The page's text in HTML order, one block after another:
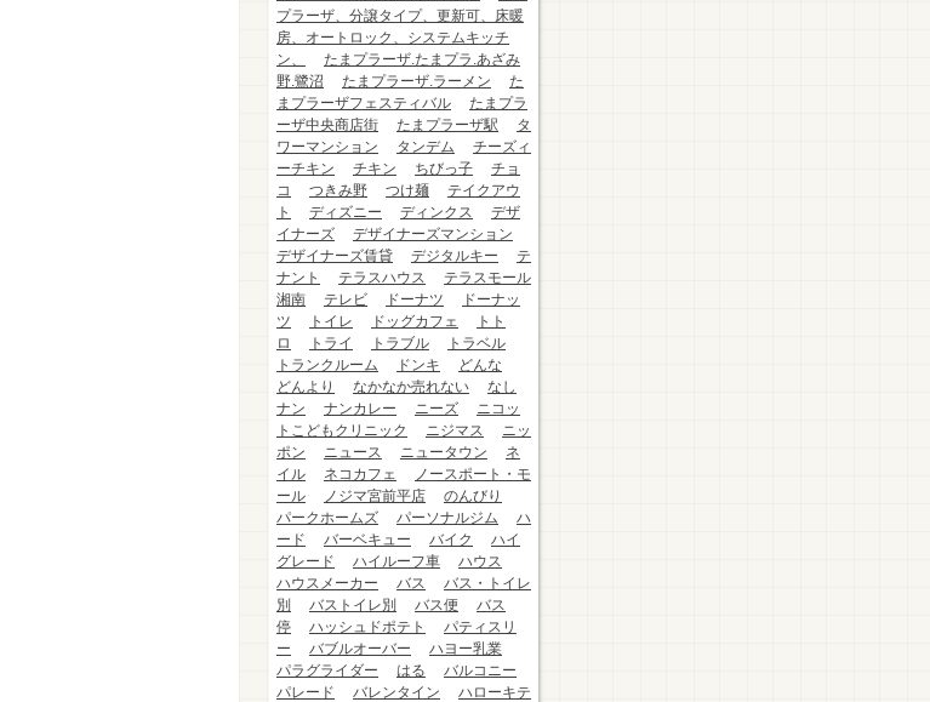
プラーザ、分譲タイプ、更新可、床暖
房、オートロック、システムキッチ
ン、
たまプラーザ.たまプラ.あざみ
野.鷺沼
たまプラーザ.ラーメン
た
まプラーザフェスティバル
たまプラ
ーザ中央商店街
たまプラーザ駅
タ
ワーマンション
タンデム
チーズィ
ーチキン
チキン ちびっ子
チョ
コ
つきみ野 つけ麺
テイクアウ
ト
ディズニー ディンクス
デザ
イナーズ
デザイナーズマンション
デザイナーズ賃貸
デジタルキー
テ
ナント
テラスハウス
テラスモール
湘南
テレビ ドーナツ
ドーナッ
ツ
トイレ ドッグカフェ
トト
ロ
トライ トラブル
トラベル
トランクルーム
ドンキ
どんな
どんより
なかなか売れない
なし
ナン
ナンカレー ニーズ
ニコッ
トこどもクリニック
ニジマス
ニッ
ポン
ニュース ニュータウン
ネ
イル
ネコカフェ
ノースポート・モ
ール
ノジマ宮前平店
のんびり
パークホームズ
パーソナルジム
ハ
ード
バーベキュー バイク
ハイ
グレード
ハイルーフ車
ハウス
ハウスメーカー
バス
バス・トイレ
別
バストイレ別 バス便
バス
停
ハッシュドポテト
パティスリ
ー
バブルオーバー
ハヨー乳業
パラグライダー
はる
バルコニー
パレード
バレンタイン
ハローキテ